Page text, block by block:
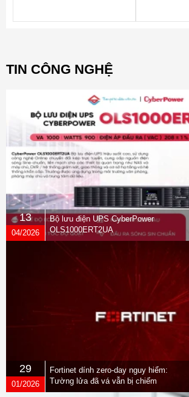
TIN CÔNG NGHỆ
13
04/2026
Bộ lưu điện UPS CyberPower
OLS1000ERT2UA
29
01/2026
Fortinet dính zero-day nguy hiểm:
Tường lửa đã vá vẫn bị chiếm
quyền